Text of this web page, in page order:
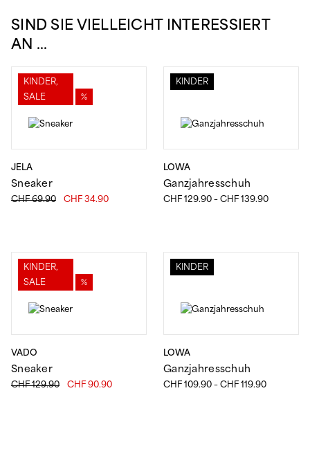
SIND SIE VIELLEICHT INTERESSIERT
AN …
KINDER,
SALE
%
JELA
Sneaker
CHF69.90
Ursprünglicher
CHF 34.90Aktueller
KINDER
LOWA
Ganzjahresschuh
CHF 129.90 – CHF 139.90
KINDER,
SALE
%
VADO
Sneaker
CHF129.90
Ursprünglicher
CHF 90.90Aktueller
KINDER
LOWA
Ganzjahresschuh
CHF 109.90 – CHF 119.90